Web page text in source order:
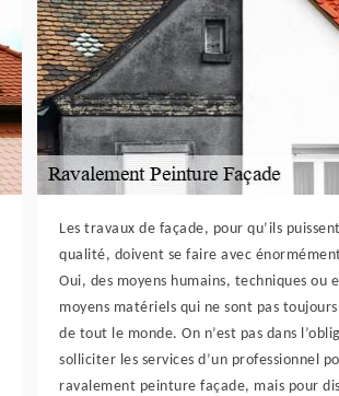
Les travaux de façade, pour qu’ils
qualité, doivent se faire avec
Oui, des moyens humains, techniques ou
moyens matériels qui ne sont pas toujours
de tout le monde. On n’est pas dans
solliciter les services d’un professionnel
ravalement peinture façade, mais pour